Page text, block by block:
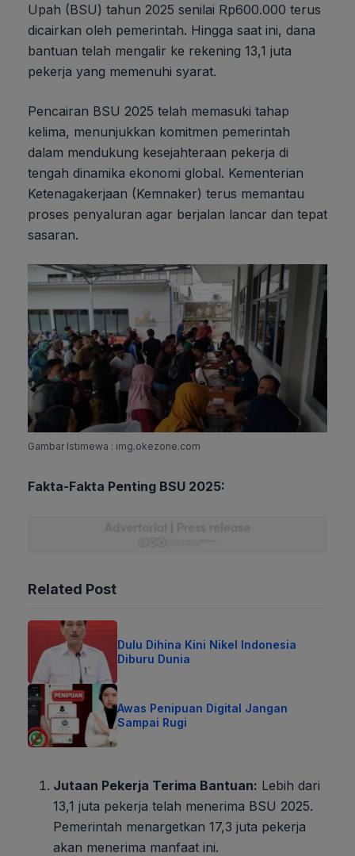
Upah (BSU) tahun 2025 senilai Rp600.000 terus
dicairkan oleh pemerintah. Hingga saat ini, dana
bantuan telah mengalir ke rekening 13,1 juta
pekerja yang memenuhi syarat.
Pencairan BSU 2025 telah memasuki tahap
kelima, menunjukkan komitmen pemerintah
dalam mendukung kesejahteraan pekerja di
tengah dinamika ekonomi global. Kementerian
Ketenagakerjaan (Kemnaker) terus memantau
proses penyaluran agar berjalan lancar dan tepat
sasaran.
Gambar Istimewa : img.okezone.com
Fakta-Fakta Penting BSU 2025:
Related Post
Dulu Dihina Kini Nikel Indonesia
Diburu Dunia
Awas Penipuan Digital Jangan
Sampai Rugi
Jutaan Pekerja Terima Bantuan: Lebih dari
13,1 juta pekerja telah menerima BSU 2025.
Pemerintah menargetkan 17,3 juta pekerja
akan menerima manfaat ini.